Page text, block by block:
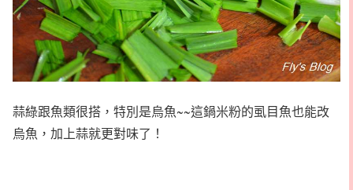
蒜綠跟魚類很搭，特別是烏魚~~這鍋米粉的虱目魚也能改
烏魚，加上蒜就更對味了！